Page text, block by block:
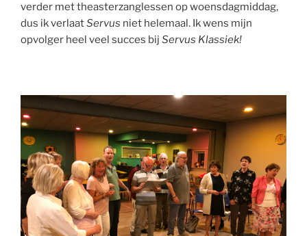
verder met theasterzanglessen op woensdagmiddag,
dus ik verlaatServus niet helemaal. Ik wens mijn
opvolger heel veel succes bij Servus Klassiek!